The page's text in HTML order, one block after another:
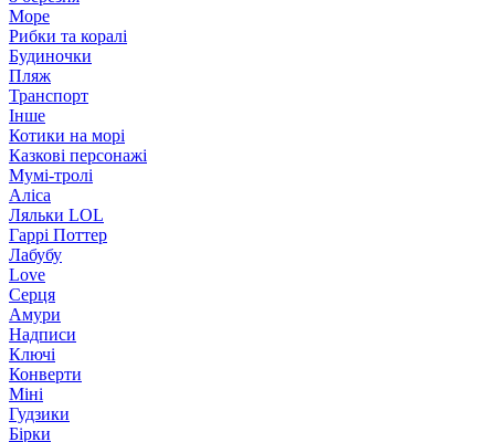
Море
Рибки та коралі
Будиночки
Пляж
Транспорт
Інше
Котики на морі
Казкові персонажі
Мумі-тролі
Аліса
Ляльки LOL
Гаррі Поттер
Лабубу
Love
Серця
Амури
Надписи
Ключі
Конверти
Міні
Гудзики
Бірки